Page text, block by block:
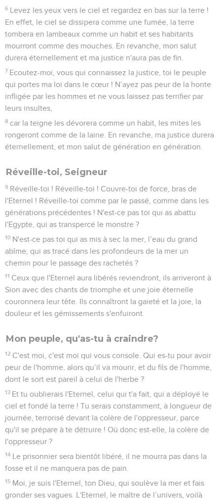
6 Levez les yeux vers le ciel et regardez en bas sur la terre !
En effet, le ciel se dissipera comme une fumée, la terre
tombera en lambeaux comme un habit et ses habitants
mourront comme des mouches. En revanche, mon salut
durera éternellement et ma justice n'aura pas de fin.
7 Ecoutez-moi, vous qui connaissez la justice, toi le peuple
qui portes ma loi dans le cœur ! N’ayez pas peur de la honte
infligée par les hommes et ne vous laissez pas terrifier par
leurs insultes,
8 car la teigne les dévorera comme un habit, les mites les
rongeront comme de la laine. En revanche, ma justice durera
éternellement, et mon salut de génération en génération.
Réveille-toi, Seigneur
9 Réveille-toi ! Réveille-toi ! Couvre-toi de force, bras de
l'Eternel ! Réveille-toi comme par le passé, comme dans les
générations précédentes ! N'est-ce pas toi qui as abattu
l'Egypte, qui as transpercé le monstre ?
10 N'est-ce pas toi qui as mis à sec la mer, l’eau du grand
abîme, qui as tracé dans les profondeurs de la mer un
chemin pour le passage des rachetés ?
11 Ceux que l'Eternel aura libérés reviendront, ils arriveront à
Sion avec des chants de triomphe et une joie éternelle
couronnera leur tête. Ils connaîtront la gaieté et la joie, la
douleur et les gémissements s'enfuiront.
Mon peuple, qu'as-tu à craindre?
12 C'est moi, c'est moi qui vous console. Qui es-tu pour avoir
peur de l'homme, alors qu’il va mourir, et du fils de l'homme,
dont le sort est pareil à celui de l'herbe ?
13 Et tu oublierais l'Eternel, celui qui t'a fait, qui a déployé le
ciel et fondé la terre ! Tu serais constamment, à longueur de
journée, terrorisé devant la colère de l'oppresseur, parce
qu'il se prépare à te détruire ! Où donc est-elle, la colère de
l'oppresseur ?
14 Le prisonnier sera bientôt libéré, il ne mourra pas dans la
fosse et il ne manquera pas de pain.
15 Moi, je suis l'Eternel, ton Dieu, qui soulève la mer et fais
gronder ses vagues. L'Eternel, le maître de l’univers, voilà